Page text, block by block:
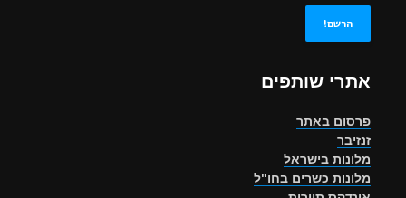
אתרי שותפים
פרסום באתר
זנזיבר
מלונות בישראל
מלונות כשרים בחו"ל